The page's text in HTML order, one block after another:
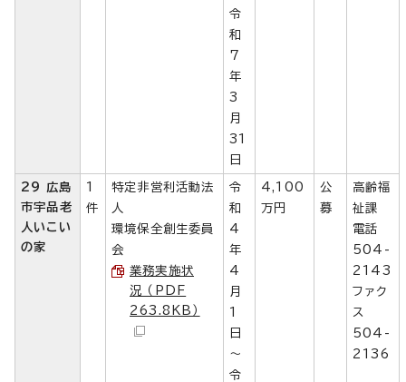
令
和
7
年
3
月
31
日
29 広島
市宇品老
人いこい
の家
1
件
特定非営利活動法
人
環境保全創生委員
会
業務実施状
況 （PDF
263.8KB）
令
和
4
年
4
月
1
日
～
令
4,100
万円
公
募
高齢福
祉課
電話
504-
2143
ファク
ス
504-
2136